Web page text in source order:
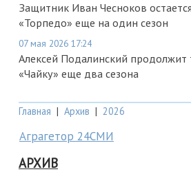
Защитник Иван Чесноков
«Торпедо» еще на один сезон
07 мая 2026 17:24
Алексей Подалинский продолжит
«Чайку» еще два сезона
Главная | Архив | 2026
Аграгетор 24СМИ
АРХИВ